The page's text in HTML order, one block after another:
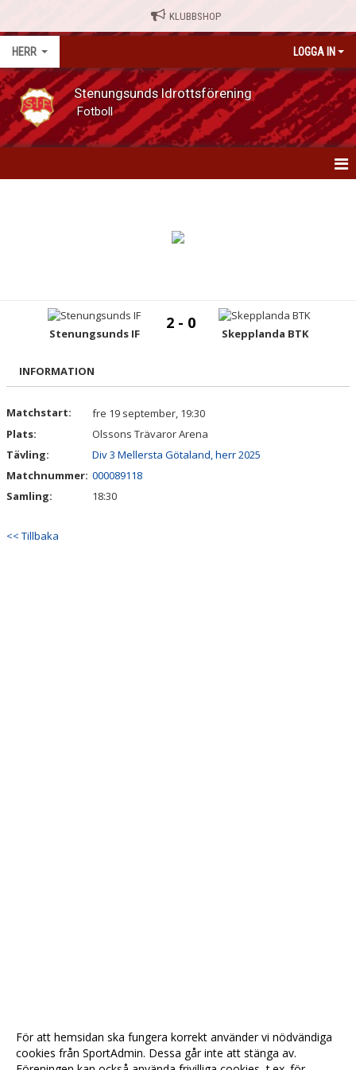
KLUBBSHOP
HERR LOGGA IN
Stenungsunds Idrottsförening
Fotboll
SERIETABELL
TRUPPEN
DOKUMENT
KONTAKT
Stenungsunds IF
2 - 0
Skepplanda BTK
INFORMATION
Matchstart:
fre 19 september, 19:30
Plats:
Olssons Trävaror Arena
Tävling:
Div 3 Mellersta Götaland, herr 2025
Matchnummer: 000089118
Samling:
18:30
<< Tillbaka
För att hemsidan ska fungera korrekt använder vi nödvändiga
cookies från SportAdmin. Dessa går inte att stänga av.